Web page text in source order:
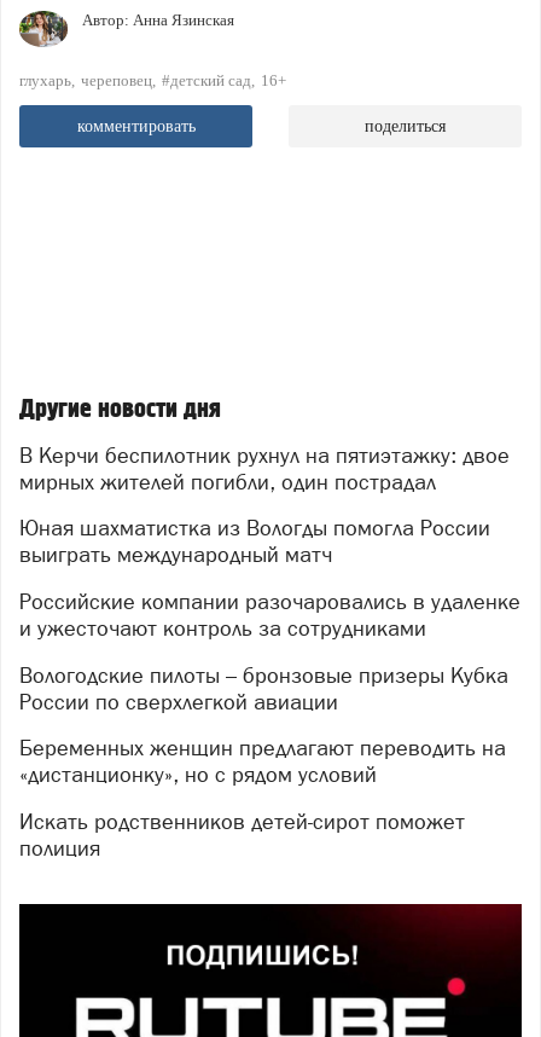
Автор: Анна Язинская
глухарь череповец #детский сад 16+
комментировать поделиться
Другие новости дня
В Керчи беспилотник рухнул на пятиэтажку: двое
мирных жителей погибли, один пострадал
Юная шахматистка из Вологды помогла России
выиграть международный матч
Российские компании разочаровались в удаленке
и ужесточают контроль за сотрудниками
Вологодские пилоты – бронзовые призеры Кубка
России по сверхлегкой авиации
Беременных женщин предлагают переводить на
«дистанционку», но с рядом условий
Искать родственников детей-сирот поможет
полиция